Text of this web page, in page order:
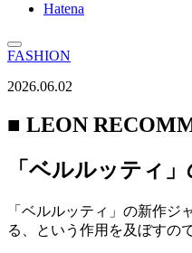
Hatena
FASHION
2026.06.02
■ LEON
「ベルルッティ
「ベルルッティ」の新作
る、という作用を及ぼすの